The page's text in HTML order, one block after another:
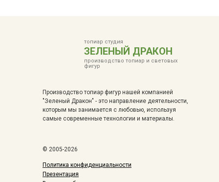
топиар студия
ЗЕЛЕНЫЙ ДРАКОН
производство топиар и световых
фигур
Производство топиар фигур нашей компанией
"Зеленый Дракон" - это направление деятельности,
которым мы занимается с любовью, используя
самые современные технологии и материалы.
© 2005-2026
Политика конфиденциальности
Презентация